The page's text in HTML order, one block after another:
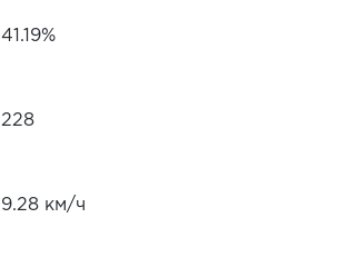
41.19%
228
9.28 км/ч